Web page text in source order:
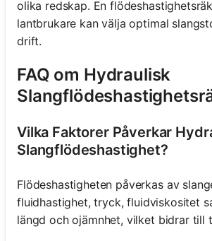
olika redskap. En
lantbrukare kan välja optimal
drift.
FAQ om Hydraulisk
Vilka Faktorer Påverkar
Slangflödeshastighet?
Flödeshastigheten påverkas av
fluidhastighet, tryck, fluidviskositet
längd och ojämnhet, vilket bidrar till